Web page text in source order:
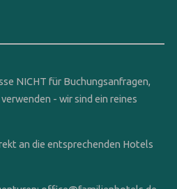
NICHT für Buchungsanfragen,
- wir sind ein reines
an die entsprechenden Hotels